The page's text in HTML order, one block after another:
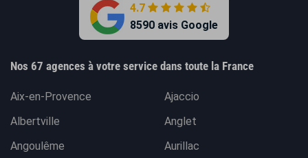
4.7
8590 avis Google
Nos 67 agences à votre service dans toute la France
Aix-en-Provence
Ajaccio
Albertville
Anglet
Angoulême
Aurillac